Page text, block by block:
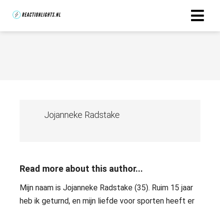
Jojanneke Radstake
Read more about this author...
Mijn naam is Jojanneke Radstake (35). Ruim 15 jaar
heb ik geturnd, en mijn liefde voor sporten heeft er